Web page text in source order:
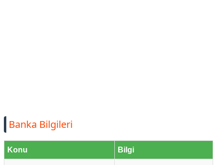
Banka Bilgileri
Konu Bilgi